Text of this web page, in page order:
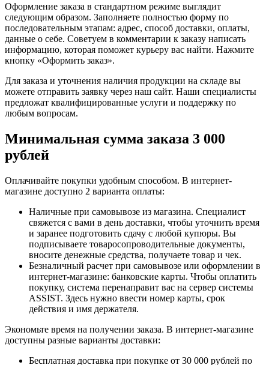
Оформление заказа в стандартном режиме выглядит
следующим образом. Заполняете полностью форму по
последовательным этапам: адрес, способ доставки, оплаты,
данные о себе. Советуем в комментарии к заказу написать
информацию, которая поможет курьеру вас найти. Нажмите
кнопку «Оформить заказ».
Для заказа и уточнения наличия продукции на складе вы
можете отправить заявку через наш сайт. Наши специалисты
предложат квалифицированные услуги и поддержку по
любым вопросам.
Минимальная сумма заказа 3 000
рублей
Оплачивайте покупки удобным способом. В интернет-
магазине доступно 2 варианта оплаты:
Наличные при самовывозе из магазина. Специалист
свяжется с вами в день доставки, чтобы уточнить время
и заранее подготовить сдачу с любой купюры. Вы
подписываете товаросопроводительные документы,
вносите денежные средства, получаете товар и чек.
Безналичный расчет при самовывозе или оформлении в
интернет-магазине: банковские карты. Чтобы оплатить
покупку, система перенаправит вас на сервер системы
ASSIST. Здесь нужно ввести номер карты, срок
действия и имя держателя.
Экономьте время на получении заказа. В интернет-магазине
доступны разные варианты доставки:
Бесплатная доставка при покупке от 30 000 рублей по